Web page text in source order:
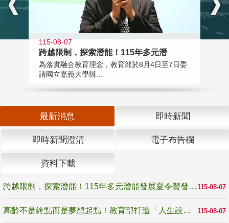
115-08-07
跨越限制，探索潛能！115年多元潛
為落實融合教育理念，教育部於8月4日至7日委
請國立嘉義大學辦...
最新消息 即時新聞
即時新聞澄清 電子布告欄
資料下載
115-08-07
跨越限制，探索潛能！115年多元潛能發展夏令營發掘生命無限可能
115-08-07
高齡不是終點而是夢想起點！教育部打造「人生設計夢工場」 參展第3屆高齡健康產業博覽會